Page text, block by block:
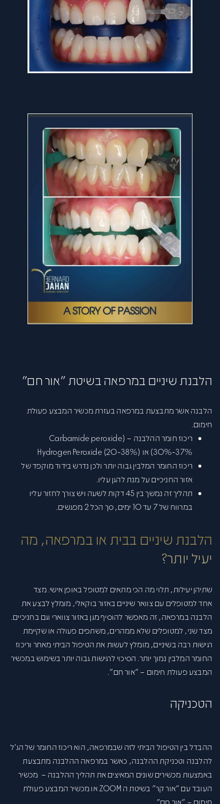
הלבנת שיניים במרפאה בשיטת "אור חם"
הלבנה אשר מתבצעת במרפאה בעזרת מכשיר המבצע פעולת
חימום.
ריכוז חומר ההלבנה – (Carbamide peroxide
(30%-37% או (Hydrogen Peroxide (20-38%
ריכוז החומר המלבין גבוה יותר ולכן נדרש בידוד מוקפד של
אזור החניכיים על מנת להגן עליו.
תהליך זה נמשך בין 45 דקות לשעה ויש צורך לחזור עליו
במרווח של 7 עד 10 ימים, סך הכל 2 מפגשים.
הלבנת שיניים בבית או במרפאה, מה
יעיל יותר?
שתיהן יעילות, תלוי מה הכי מתאים למטופל באופן אישי.מצד
אחדלמטופלים עם צוואר שיניים באזור בוקאלי, מומלץ לבצע את
הלבנה במרפאה, זה מאפשר להוסיף מגן באזור צווארי וגם בחניכיים.
מצד שני, למטופלים שלא ממהרים, משתפים פעולה או שקיימת
רגישות רבה בשיניים, מומלץ לעשות את הטיפול הביתי מאחר וריכוז
החומר המלבין נמוך יותר. הסיכוי לרגישות גבוה יותר בשימוש במכשיר
המבצע פעולת חימום – "אור חם".
הטכניקה
ההבדל בין הטיפול הביתי לזה שבמרפאה, הוא ריכוז החומר של הג'ל
להלבנה וטכניקת ההלבנה, כאשר במרפאה ההלבנה מתבצעת
באמצעות מכשירים שונים המאיצים את תהליך ההלבנה – מכשיר
העובד עם "אור קר" בשיטת ה ZOOM או מכשיר המבצע פעולת
חימום – "אור חם".